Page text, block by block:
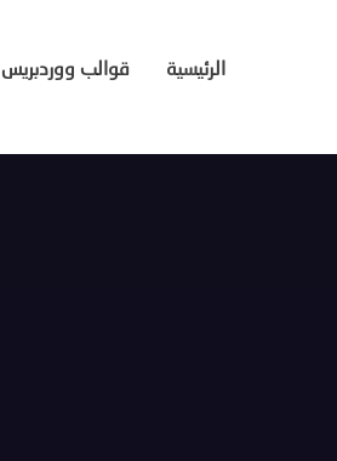
الرئيسية قوالب ووردبريس